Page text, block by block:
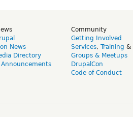
News
Directory
Community
Getting Involved
Services, Training &
Groups & Meetups
DrupalCon
Code of Conduct